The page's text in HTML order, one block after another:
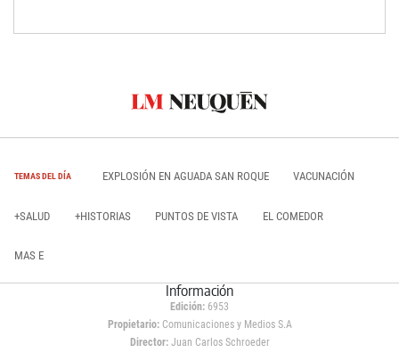
TEMAS DEL DÍA EXPLOSIÓN EN AGUADA SAN ROQUE VACUNACIÓN
+SALUD +HISTORIAS PUNTOS DE VISTA EL COMEDOR
MAS E
Información
Edición: 6953
Propietario:Comunicaciones y Medios S.A
Director: Juan Carlos Schroeder